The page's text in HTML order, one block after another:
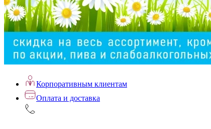
Корпоративным клиентам
Оплата и доставка